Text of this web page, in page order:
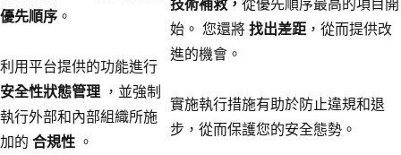
優先順序 。
利用平台提供的功能進行
安全性狀態管理 ，並強制
執行外部和內部組織所施
加的 合規性 。
始。 您還將找出差距 ，從而提供改
進的機會。
實施執行措施有助於防止違規和退
步，從而保護您的安全態勢。